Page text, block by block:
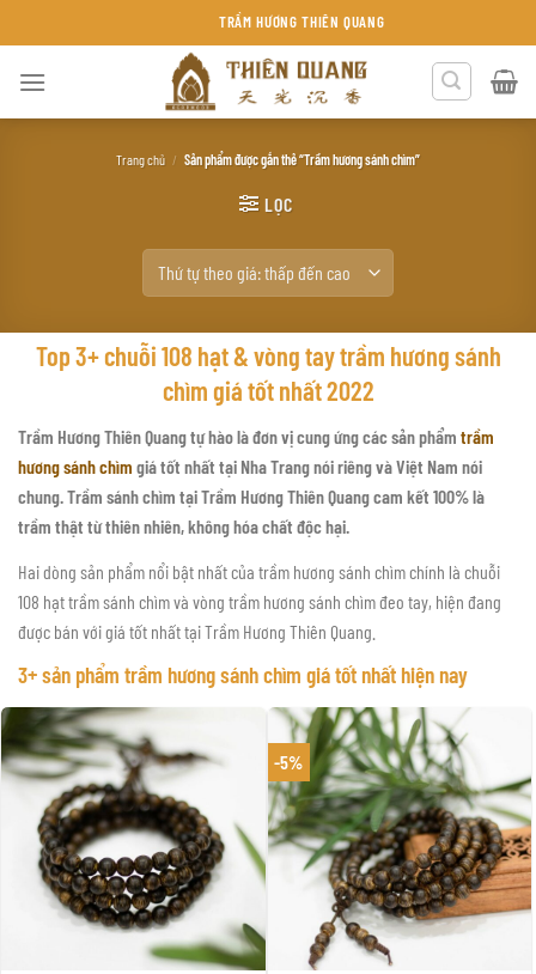
đến
TRẦM HƯƠNG THIÊN QUANG KHÁNH HÒA
Trang chủ / Sản phẩm được gắn thẻ “Trầm hương sánh chìm”
LỌC
Top 3+ chuỗi 108 hạt & vòng tay trầm hương sánh
chìm giá tốt nhất 2022
Trầm Hương Thiên Quang tự hào là đơn vị cung ứng các sản phẩm trầm
hương sánh chìm giá tốt nhất tại Nha Trang nói riêng và Việt Nam nói
chung. Trầm sánh chìm tại Trầm Hương Thiên Quang cam kết 100% là
trầm thật từ thiên nhiên, không hóa chất độc hại.
Hai dòng sản phẩm nổi bật nhất của trầm hương sánh chìm chính là chuỗi
108 hạt trầm sánh chìm và vòng trầm hương sánh chìm đeo tay, hiện đang
được bán với giá tốt nhất tại Trầm Hương Thiên Quang.
3+ sản phẩm trầm hương sánh chìm giá tốt nhất hiện nay
-5%